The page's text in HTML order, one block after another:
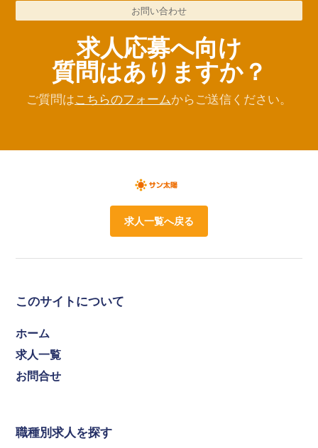
お問い合わせ
求人応募へ向け
質問はありますか？
ご質問はこちらのフォームからご送信ください。
求人一覧へ戻る
このサイトについて
ホーム
求人一覧
お問合せ
職種別求人を探す